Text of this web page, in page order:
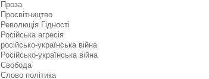
Проза
Просвітництво
Революція Гідності
Російська агресія
російсько-українська війна
Російсько-українська війна
Свобода
Слово політика